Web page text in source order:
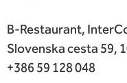
B-Restaurant,
Slovenska cesta 59,
+386 59 128 048